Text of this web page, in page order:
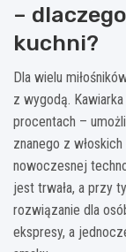
–
kuchni?
Dla wielu
z wygodą.
procentach –
znanego z
nowoczesnej
jest trwała, a przy
rozwiązanie dla
ekspresy, a